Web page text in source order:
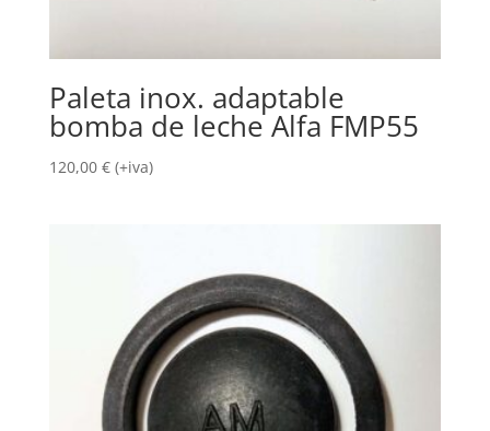
Paleta inox. adaptable
bomba de leche Alfa FMP55
120,00 € (+iva)